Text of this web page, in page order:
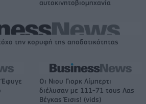
αυτοκινητοβιομηχανία
την κορυφή της αποδοτικότητας
Έφυγε
Οι Νιου Γιορκ Λίμπερτι
διέλυσαν με 111-71 τους Λας
Βέγκας Έισις! (vids)